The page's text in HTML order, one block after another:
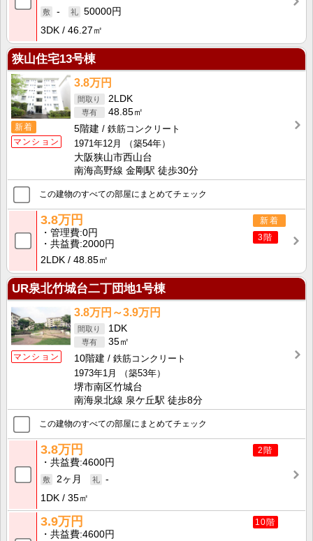
-
50000円
3DK
46.27㎡
狭山住宅13号棟
新着
マンション
3.8万円
2LDK
48.85㎡
5階建
鉄筋コンクリート
1971年12月
（築54年）
大阪狭山市西山台
南海高野線 金剛駅 徒歩30分
この建物のすべての部屋にまとめてチェック
新着
3階
3.8万円
管理費 0円
共益費 2000円
2LDK
48.85㎡
UR泉北竹城台二丁団地1号棟
マンション
3.8万円～3.9万円
1DK
35㎡
10階建
鉄筋コンクリート
1973年1月
（築53年）
堺市南区竹城台
南海泉北線 泉ケ丘駅 徒歩8分
この建物のすべての部屋にまとめてチェック
2階
3.8万円
共益費 4600円
2ヶ月
-
1DK
35㎡
10階
3.9万円
共益費 4600円